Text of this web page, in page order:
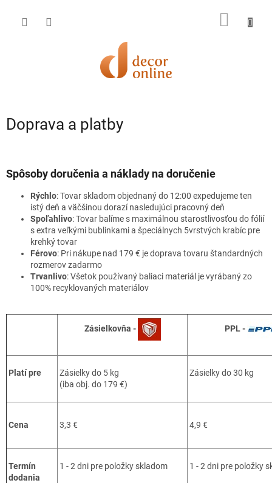
obsah
Doprava a platby
Spôsoby doručenia a náklady na doručenie
Rýchlo: Tovar skladom objednaný do 12:00 expedujeme ten
istý deň a väčšinou dorazí nasledujúci pracovný deň
Spoľahlivo: Tovar balíme s maximálnou starostlivosťou do fólií
s extra veľkými bublinkami a špeciálnych 5vrstvých krabíc pre
krehký tovar
Férovo: Pri nákupe nad 179 € je doprava tovaru štandardných
rozmerov zadarmo
Trvanlivo: Všetok používaný baliaci materiál je vyrábaný zo
100% recyklovaných materiálov
Zásielkovňa - PPL -
Platí pre
Zásielky do 5 kg
(iba obj. do 179 €)
Zásielky do 30 kg
Cena 3,3 € 4,9 €
Termín
dodania
1 - 2 dni pre položky skladom 1 - 2 dni pre položky